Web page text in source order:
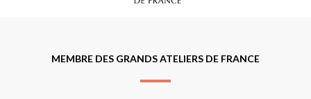
MEMBRE DES GRANDS ATELIERS DE FRANCE